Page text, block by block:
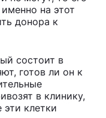
на этот
донора к
состоит в
готов ли он к
в клинику,
эти клетки